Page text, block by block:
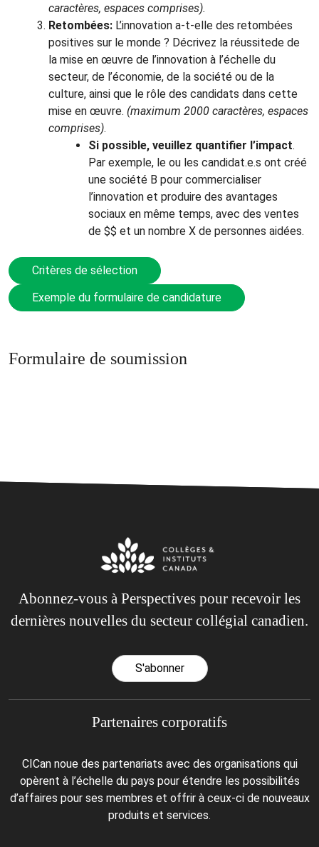
caractères, espaces comprises).
Retombées: L’innovation a-t-elle des retombées
positives sur le monde ? Décrivez la réussitede de
la mise en œuvre de l’innovation à l’échelle du
secteur, de l’économie, de la société ou de la
culture, ainsi que le rôle des candidats dans cette
mise en œuvre. (maximum 2000 caractères, espaces
comprises).
Si possible, veuillez quantifier l’impact.
Par exemple, le ou les candidat.e.s ont créé
une société B pour commercialiser
l’innovation et produire des avantages
sociaux en même temps, avec des ventes
de $$ et un nombre X de personnes aidées.
Critères de sélection
Exemple du formulaire de candidature
Formulaire de soumission
Abonnez-vous à Perspectives pour recevoir les
dernières nouvelles du secteur collégial canadien.
S'abonner
Partenaires corporatifs
CICan noue des partenariats avec des organisations qui
opèrent à l’échelle du pays pour étendre les possibilités
d’affaires pour ses membres et offrir à ceux-ci de nouveaux
produits et services.